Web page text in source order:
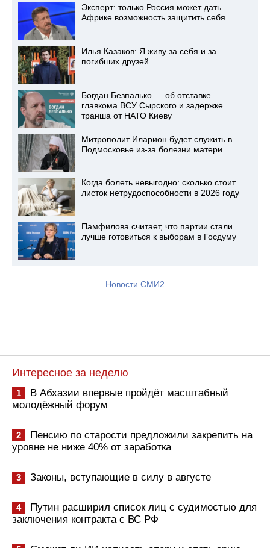
Эксперт: только Россия может дать
Африке возможность защитить себя
Илья Казаков: Я живу за себя и за
погибших друзей
Богдан Безпалько — об отставке
главкома ВСУ Сырского и задержке
транша от НАТО Киеву
Митрополит Иларион будет служить в
Подмосковье из-за болезни матери
Когда болеть невыгодно: сколько стоит
листок нетрудоспособности в 2026 году
Памфилова считает, что партии стали
лучше готовиться к выборам в Госдуму
Новости СМИ2
Интересное за неделю
1
В Абхазии впервые пройдёт масштабный
молодёжный форум
2
Пенсию по старости предложили закрепить на
уровне не ниже 40% от заработка
3 Законы, вступающие в силу в августе
4
Путин расширил список лиц с судимостью для
заключения контракта с ВС РФ